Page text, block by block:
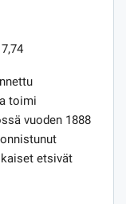
7,74
toimi
vuoden 1888
etsivät